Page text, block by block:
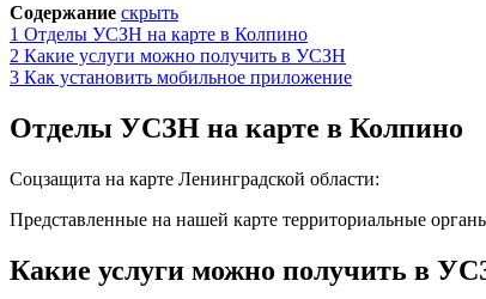
Содержание скрыть
1 Отделы УСЗН на карте в Колпино
2 Какие услуги можно получить в УСЗН
3 Как установить мобильное приложение
Отделы УСЗН на карте в Колпино
Cоцзащита на карте Ленинградской области:
Представленные на нашей карте территориальные
Какие услуги можно получить в